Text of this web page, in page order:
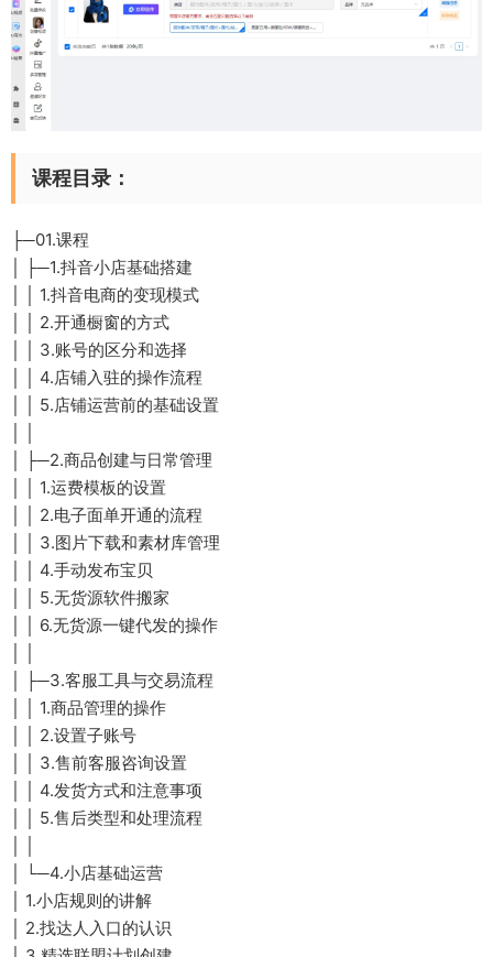
课程目录：
├─01.课程
│ ├─1.抖音小店基础搭建
│ │ 1.抖音电商的变现模式
│ │ 2.开通橱窗的方式
│ │ 3.账号的区分和选择
│ │ 4.店铺入驻的操作流程
│ │ 5.店铺运营前的基础设置
│ ├─2.商品创建与日常管理
│ │ 1.运费模板的设置
│ │ 2.电子面单开通的流程
│ │ 3.图片下载和素材库管理
│ │ 4.手动发布宝贝
│ │ 5.无货源软件搬家
│ │ 6.无货源一键代发的操作
│ ├─3.客服工具与交易流程
│ │ 1.商品管理的操作
│ │ 2.设置子账号
│ │ 3.售前客服咨询设置
│ │ 4.发货方式和注意事项
│ │ 5.售后类型和处理流程
│ └─4.小店基础运营
│ 1.小店规则的讲解
│ 2.找达人入口的认识